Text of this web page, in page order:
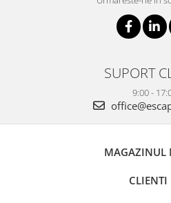
SUPORT
9:00 -
MAGAZINUL
CLIENTI